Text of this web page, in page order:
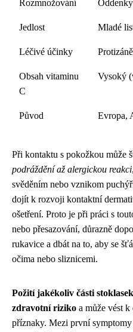
Rozmnožování
Jedlost Mladé
Léčivé účinky
Obsah vitaminu
C
Vysoký
Původ Evropa,
Při kontaktu s pokožkou může
podráždění až alergickou reakci
svěděním nebo vznikom
dojít k rozvoji kontaktní
ošetření. Proto je při práci s
nebo přesazování, důrazně
rukavice a dbát na to, aby se
očima nebo sliznicemi.
Požití jakékoliv části
zdravotní riziko a může vést
příznaky. Mezi první